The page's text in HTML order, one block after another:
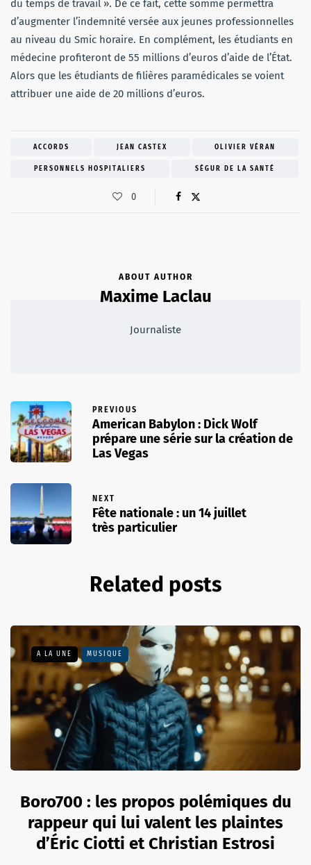
du temps de travail ». De ce fait, cette somme permettra
d’augmenter l’indemnité versée aux jeunes professionnelles
au niveau du Smic horaire. En complément, les étudiants en
médecine profiteront de 55 millions d’euros d’aide de l’État.
Alors que les étudiants de filières paramédicales se voient
attribuer une aide de 20 millions d’euros.
ACCORDS JEAN CASTEX OLIVIER VÉRAN
PERSONNELS HOSPITALIERS SÉGUR DE LA SANTÉ
0
ABOUT AUTHOR
Maxime Laclau
Journaliste
PREVIOUS
American Babylon : Dick Wolf
prépare une série sur la création de
Las Vegas
NEXT
Fête nationale : un 14 juillet
très particulier
Related posts
A LA UNE MUSIQUE
Boro700 : les propos polémiques du
rappeur qui lui valent les plaintes
d’Éric Ciotti et Christian Estrosi